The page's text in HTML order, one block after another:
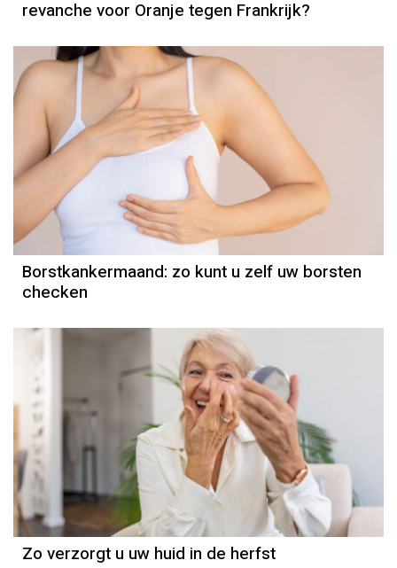
revanche voor Oranje tegen Frankrijk?
Borstkankermaand: zo kunt u zelf uw borsten
checken
Zo verzorgt u uw huid in de herfst